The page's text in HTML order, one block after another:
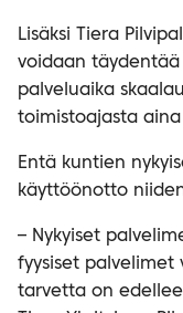
Lisäksi Tiera
voidaan
palveluaika
toimistoajasta
Entä kuntien
käyttöönotto
– Nykyiset
fyysiset palvelimet
tarvetta on